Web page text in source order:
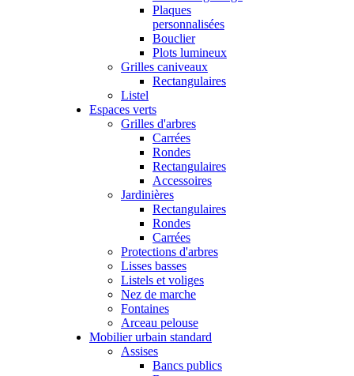
Plaques
personnalisées
Bouclier
Plots lumineux
Grilles caniveaux
Rectangulaires
Listel
Espaces verts
Grilles d'arbres
Carrées
Rondes
Rectangulaires
Accessoires
Jardinières
Rectangulaires
Rondes
Carrées
Protections d'arbres
Lisses basses
Listels et voliges
Nez de marche
Fontaines
Arceau pelouse
Mobilier urbain standard
Assises
Bancs publics